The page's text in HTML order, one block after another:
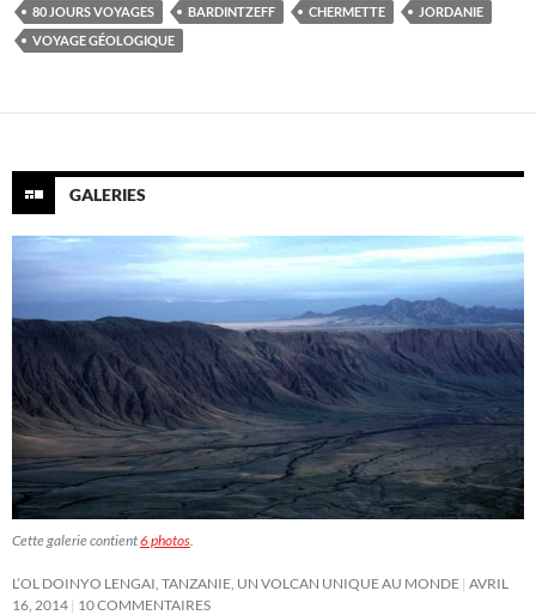
80 JOURS VOYAGES BARDINTZEFF CHERMETTE
JORDANIE
VOYAGE GÉOLOGIQUE
GALERIES
Cette galerie contient6 photos
L’OL DOINYO LENGAI, TANZANIE, UN VOLCAN UNIQUE AU MONDE AVRIL
16, 2014 10 COMMENTAIRES